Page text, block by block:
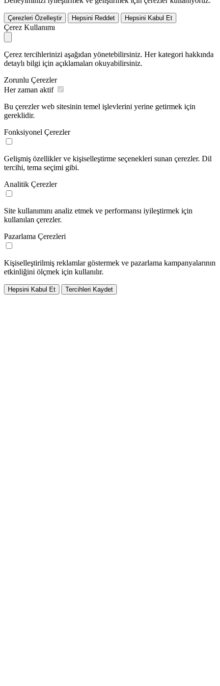
Çerezleri Özelleştir Hepsini Reddet Hepsini Kabul Et
Çerez Kullanımı
Çerez tercihlerinizi aşağıdan yönetebilirsiniz. Her kategori hakkında
detaylı bilgi için açıklamaları okuyabilirsiniz.
Zorunlu Çerezler
Her zaman aktif
Bu çerezler web sitesinin temel işlevlerini yerine getirmek için
gereklidir.
Fonksiyonel Çerezler
Gelişmiş özellikler ve kişiselleştirme seçenekleri sunan çerezler. Dil
tercihi, tema seçimi gibi.
Analitik Çerezler
Site kullanımını analiz etmek ve performansı iyileştirmek için
kullanılan çerezler.
Pazarlama Çerezleri
Kişiselleştirilmiş reklamlar göstermek ve pazarlama kampanyalarının
etkinliğini ölçmek için kullanılır.
Hepsini Kabul Et Tercihleri Kaydet